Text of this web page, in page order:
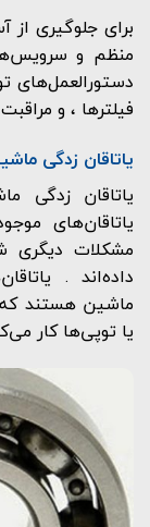
برای جلوگیری
منظم و
دستورالعمل‌های
فیلترها ، و
یاتاقان زدگی
یاتاقان زدگی
یاتاقان‌های
مشکلات دیگری
داده‌اند .
ماشین هستند
یا توپی‌ها کار